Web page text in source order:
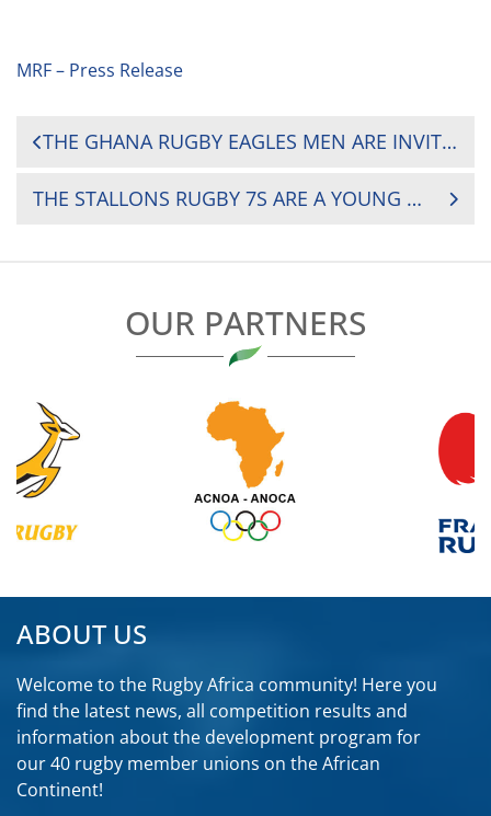
MRF – Press Release
POST
THE GHANA RUGBY EAGLES MEN ARE INVITED TO THE RUGBY AFRICA SEVENS COMPETITION IN MAURITIUS FROM 29TH JUNE TO 7TH JULY 2024.
THE STALLONS RUGBY 7S ARE A YOUNG AND AMBITIOUS
OUR PARTNERS
ABOUT US
Welcome to the Rugby Africa community! Here you
find the latest news, all competition results and
information about the development program for
our 40 rugby member unions on the African
Continent!